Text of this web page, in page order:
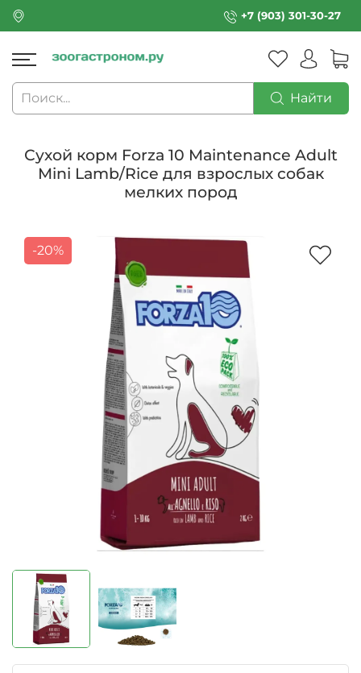
+7 (903) 301-30-27
Найти
Сухой корм Forza 10 Maintenance Adult
Mini Lamb/Rice для взрослых собак
мелких пород
-20%